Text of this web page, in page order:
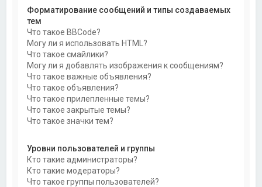
Форматирование сообщений и типы создаваемых
тем
Что такое BBCode?
Могу ли я использовать HTML?
Что такое смайлики?
Могу ли я добавлять изображения к сообщениям?
Что такое важные объявления?
Что такое объявления?
Что такое прилепленные темы?
Что такое закрытые темы?
Что такое значки тем?
Уровни пользователей и группы
Кто такие администраторы?
Кто такие модераторы?
Что такое группы пользователей?